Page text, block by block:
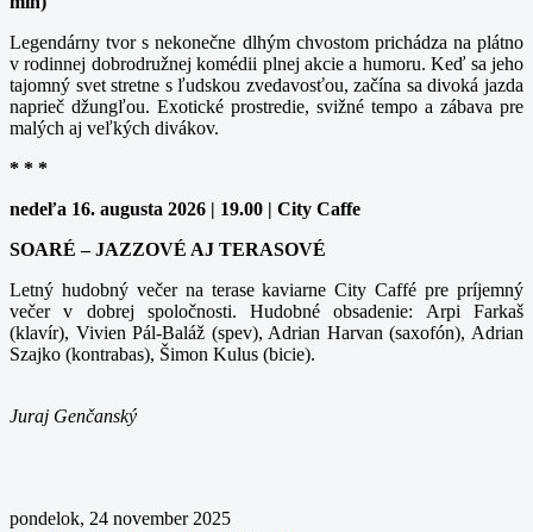
Legendárny tvor s nekonečne dlhým chvostom prichádza na plátno
v rodinnej dobrodružnej komédii plnej akcie a humoru. Keď sa jeho
tajomný svet stretne s ľudskou zvedavosťou, začína sa divoká jazda
naprieč džungľou. Exotické prostredie, svižné tempo a zábava pre
malých aj veľkých divákov.
* * *
nedeľa 16. augusta 2026 | 19.00 | City Caffe
SOARÉ – JAZZOVÉ AJ TERASOVÉ
Letný hudobný večer na terase kaviarne City Caffé pre príjemný
večer v dobrej spoločnosti. Hudobné obsadenie: Arpi Farkaš
(klavír), Vivien Pál-Baláž (spev), Adrian Harvan (saxofón), Adrian
Szajko (kontrabas), Šimon Kulus (bicie).
Juraj Genčanský
pondelok, 24 november 2025